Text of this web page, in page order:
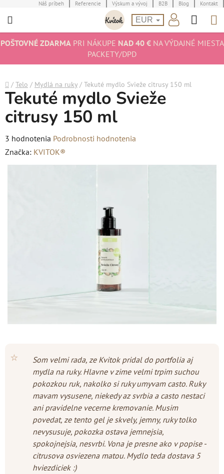
na
Náš príbeh Referencie Výskum a vývoj B2B Blog Kontakt
EUR
POŠTOVNÉ ZDARMAPRI NÁKUPE NAD 40 €NA VÝDAJNÉ MIESTA
PACKETY/DPD
Domov
/ Telo / Mydlá na ruky / Tekuté mydlo Svieže citrusy 150 ml
⭐
Som velmi rada, ze Kvitok pridal do portfolia aj
mydla na ruky. Hlavne v zime velmi trpim suchou
pokozkou ruk, nakolko si ruky umyvam casto. Ruky
mavam vysusene, niekedy az svrbia a casto nestaci
ani pravidelne vecerne kremovanie. Musim
povedat, ze tento gel je skvely, jemny, ruky tolko
nevysusuje, pokozka ostava jemnejsia,
spokojnejsia, nesvrbi. Vona je presne ako v popise -
citrusova osviezena matou. Mydlo teda dostava 5
hviezdiciek :)
Tekuté mydlo Svieže
citrusy 150 ml
Priemerné
hodnotenie
produktu
3 hodnotenia Podrobnosti hodnotenia
Značka: KVITOK®